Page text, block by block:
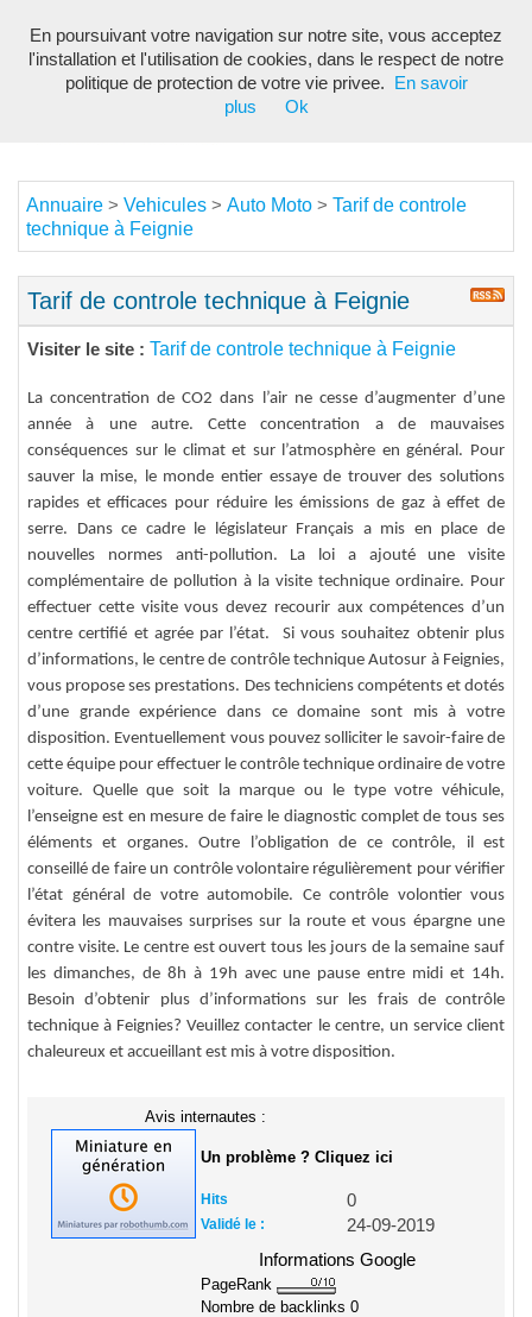
Annuaire > Vehicules > Auto Moto > Tarif de controle
technique à Feignie
Tarif de controle technique à Feignie
Visiter le site : Tarif de controle technique à Feignie
La concentration de CO2 dans l’air ne cesse d’augmenter d’une
année à une autre. Cette concentration a de mauvaises
conséquences sur le climat et sur l’atmosphère en général. Pour
sauver la mise, le monde entier essaye de trouver des solutions
rapides et efficaces pour réduire les émissions de gaz à effet de
serre. Dans ce cadre le législateur Français a mis en place de
nouvelles normes anti-pollution. La loi a ajouté une visite
complémentaire de pollution à la visite technique ordinaire. Pour
effectuer cette visite vous devez recourir aux compétences d’un
centre certifié et agrée par l’état. Si vous souhaitez obtenir plus
d’informations, le centre de contrôle technique Autosur à Feignies,
vous propose ses prestations. Des techniciens compétents et dotés
d’une grande expérience dans ce domaine sont mis à votre
disposition. Eventuellement vous pouvez solliciter le savoir-faire de
cette équipe pour effectuer le contrôle technique ordinaire de votre
voiture. Quelle que soit la marque ou le type votre véhicule,
l’enseigne est en mesure de faire le diagnostic complet de tous ses
éléments et organes. Outre l’obligation de ce contrôle, il est
conseillé de faire un contrôle volontaire régulièrement pour vérifier
l’état général de votre automobile. Ce contrôle volontier vous
évitera les mauvaises surprises sur la route et vous épargne une
contre visite. Le centre est ouvert tous les jours de la semaine sauf
les dimanches, de 8h à 19h avec une pause entre midi et 14h.
Besoin d’obtenir plus d’informations sur les frais de contrôle
technique à Feignies? Veuillez contacter le centre, un service client
chaleureux et accueillant est mis à votre disposition.
Avis internautes :
Un problème ? Cliquez ici
Hits 0
Validé le :
24-09-2019
Informations Google
PageRank
Nombre de backlinks 0
En poursuivant votre navigation sur notre site, vous acceptez
l'installation et l'utilisation de cookies, dans le respect de notre
politique de protection de votre vie privee.
En savoir
plus
Ok